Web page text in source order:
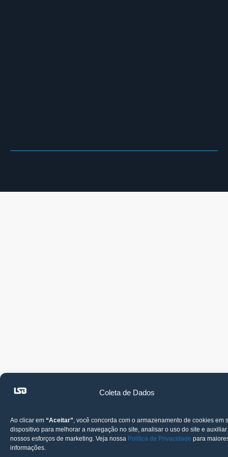
Coleta de Dados
Ao clicar em “Aceitar” , você concorda com o armazenamento de cookies em
dispositivo para melhorar a navegação no site, analisar o uso do site e auxiliar
nossos esforços de marketing. Veja nossa Política de Privacidade para
informações.